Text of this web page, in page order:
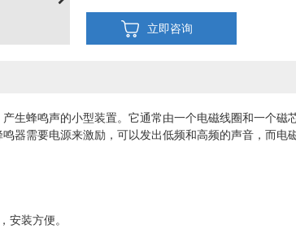
立即咨询
生蜂鸣声的小型装置。它通常由一个电磁线圈和一个磁
器需要电源来激励，可以发出低频和高频的声音，而电
安装方便。